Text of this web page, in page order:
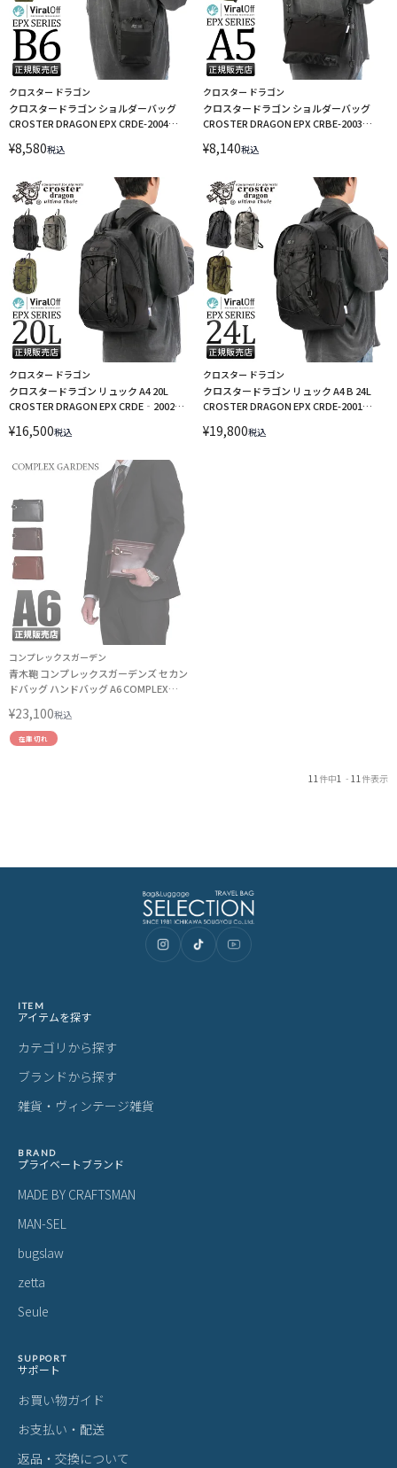
クロスター ドラゴン
クロスタードラゴン ショルダーバッグ
CROSTER DRAGON EPX CRDE-2004
¥8,580税込
クロスター ドラゴン
クロスタードラゴン ショルダーバッグ
CROSTER DRAGON EPX CRBE-2003
¥8,140税込
クロスター ドラゴン
クロスタードラゴン リュック A4 20L
CROSTER DRAGON EPX CRDE‐2002
¥16,500税込
クロスター ドラゴン
クロスタードラゴン リュック A4 B 24L
CROSTER DRAGON EPX CRDE-2001
¥19,800税込
コンプレックスガーデン
青木鞄 コンプレックスガーデンズ セカン
ドバッグ ハンドバッグ A6 COMPLEX
¥23,100税込
在庫切れ
11 件中1 - 11 件表示
ITEM
アイテムを探す
カテゴリから探す
ブランドから探す
雑貨・ヴィンテージ雑貨
BRAND
プライベートブランド
MADE BY CRAFTSMAN
MAN-SEL
bugslaw
zetta
Seule
SUPPORT
サポート
お買い物ガイド
お支払い・配送
返品・交換について